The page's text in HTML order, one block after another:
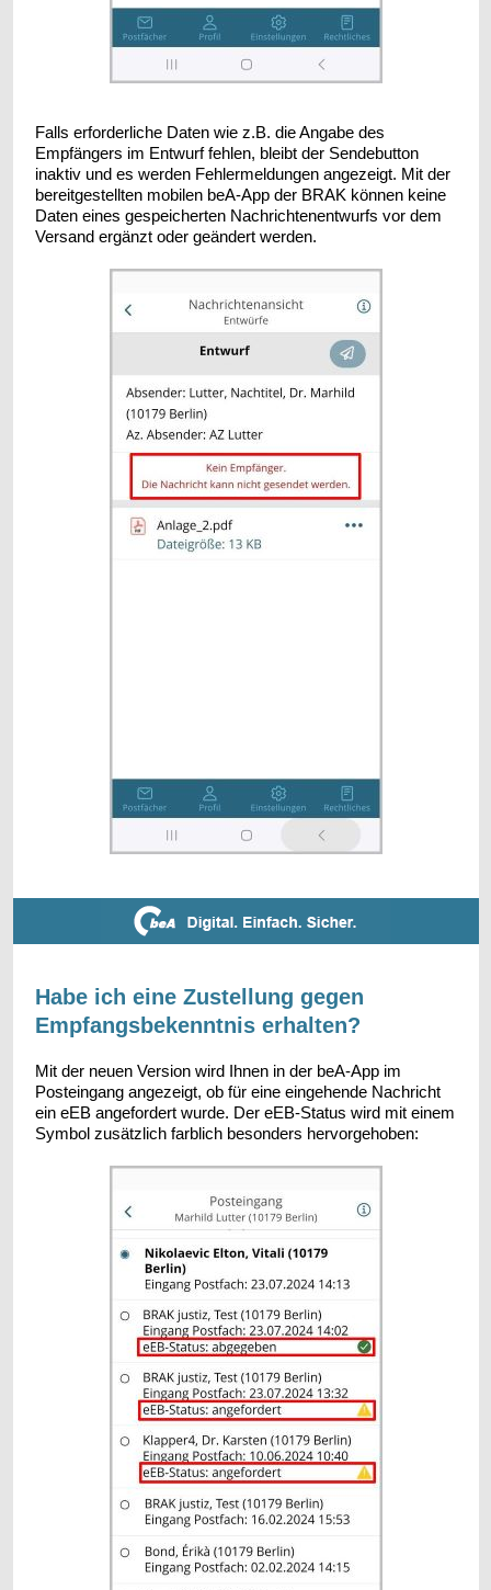
Falls erforderliche Daten wie z.B. die Angabe des
Empfängers im Entwurf fehlen, bleibt der Sendebutton
inaktiv und es werden Fehlermeldungen angezeigt. Mit der
bereitgestellten mobilen beA-App der BRAK können keine
Daten eines gespeicherten Nachrichtenentwurfs vor dem
Versand ergänzt oder geändert werden.
Habe ich eine Zustellung gegen
Empfangsbekenntnis erhalten?
Mit der neuen Version wird Ihnen in der beA-App im
Posteingang angezeigt, ob für eine eingehende Nachricht
ein eEB angefordert wurde. Der eEB-Status wird mit einem
Symbol zusätzlich farblich besonders hervorgehoben: